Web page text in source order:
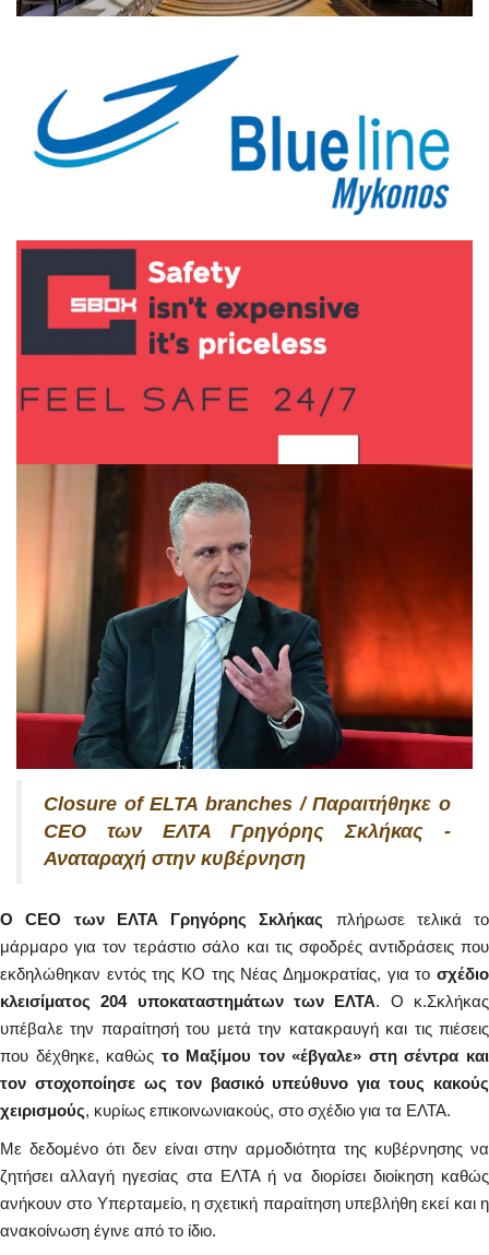
Closure of ELTA branches / Παραιτήθηκε ο
CEO των ΕΛΤΑ Γρηγόρης Σκλήκας -
Αναταραχή στην κυβέρνηση
O CEO των ΕΛΤΑ Γρηγόρης Σκλήκας πλήρωσε τελικά το
μάρμαρο για τον τεράστιο σάλο και τις σφοδρές αντιδράσεις που
εκδηλώθηκαν εντός της ΚΟ της Νέας Δημοκρατίας, για το σχέδιο
κλεισίματος 204 υποκαταστημάτων των ΕΛΤΑ. Ο κ.Σκλήκας
υπέβαλε την παραίτησή του μετά την κατακραυγή και τις πιέσεις
που δέχθηκε, καθώς το Μαξίμου τον «έβγαλε» στη σέντρα και
τον στοχοποίησε ως τον βασικό υπεύθυνο για τους κακούς
χειρισμούς, κυρίως επικοινωνιακούς, στο σχέδιο για τα ΕΛΤΑ.
Με δεδομένο ότι δεν είναι στην αρμοδιότητα της κυβέρνησης να
ζητήσει αλλαγή ηγεσίας στα ΕΛΤΑ ή να διορίσει διοίκηση καθώς
ανήκουν στο Υπερταμείο, η σχετική παραίτηση υπεβλήθη εκεί και η
ανακοίνωση έγινε από το ίδιο.